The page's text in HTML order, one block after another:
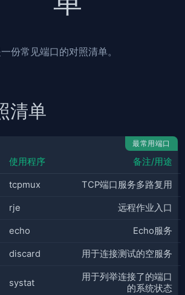
份常见端口的对照清单。
清单
最常用端口
使用程序 备注/用途
tcpmux TCP端口服务多路复用
rje 远程作业入口
echo Echo服务
discard 用于连接测试的空服务
systat
用于列举连接了的端口
的系统状态